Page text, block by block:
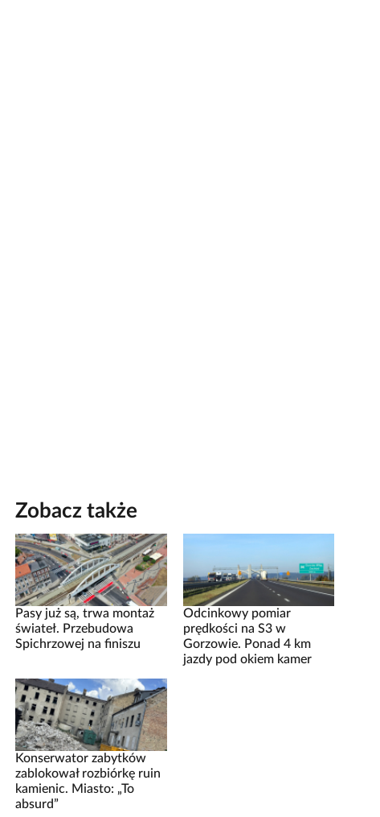
Zobacz także
Pasy już są, trwa montaż
świateł. Przebudowa
Spichrzowej na finiszu
Odcinkowy pomiar
prędkości na S3 w
Gorzowie. Ponad 4 km
jazdy pod okiem kamer
Konserwator zabytków
zablokował rozbiórkę ruin
kamienic. Miasto: „To
absurd”